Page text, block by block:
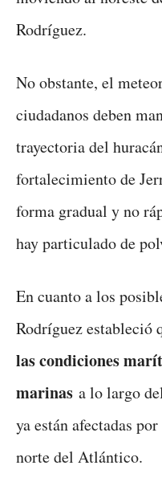
Rodríguez.
No obstante, el
ciudadanos deben
trayectoria del
fortalecimiento de
forma gradual y no
hay particulado de
En cuanto a los
Rodríguez estableció
las condiciones
marinas a lo largo
ya están afectadas
norte del Atlántico.